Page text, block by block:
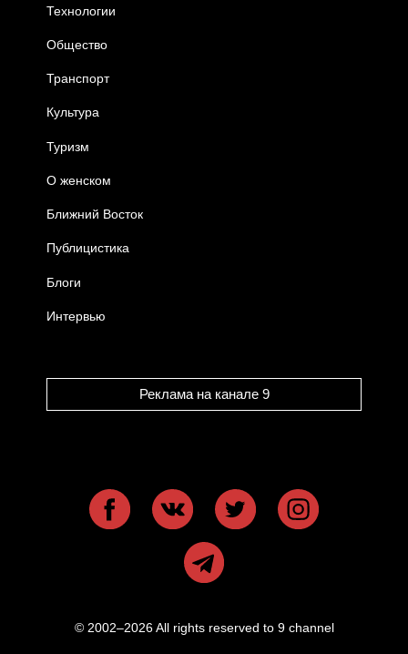
Технологии
Общество
Транспорт
Культура
Туризм
О женском
Ближний Восток
Публицистика
Блоги
Интервью
Реклама на канале 9
© 2002–2026 All rights reserved to 9 channel